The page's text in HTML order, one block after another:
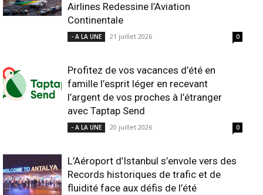
Airlines Redessine l’Aviation
Continentale
- A LA UNE 21 juillet 2026 0
Profitez de vos vacances d’été en
famille l’esprit léger en recevant
l’argent de vos proches à l’étranger
avec Taptap Send
- A LA UNE 20 juillet 2026 0
L’Aéroport d’Istanbul s’envole vers des
Records historiques de trafic et de
fluidité face aux défis de l’été